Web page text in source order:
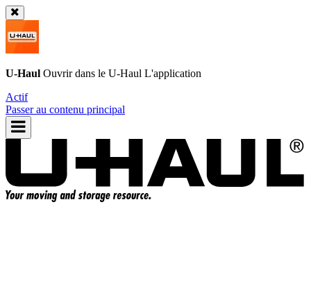
U-Haul Ouvrir dans le U-Haul L'application
Actif
Passer au contenu principal